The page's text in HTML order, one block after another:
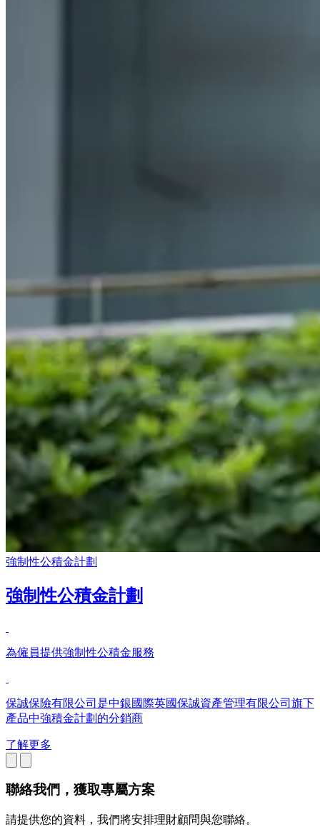
強制性公積金計劃
強制性公積金計劃
為僱員提供強制性公積金服務
保誠保險有限公司是中銀國際英國保誠資產管理有限公司旗下
產品中強積金計劃的分銷商
了解更多
聯絡我們 ，獲取專屬方案
請提供您的資料，我們將安排理財顧問與您聯絡。